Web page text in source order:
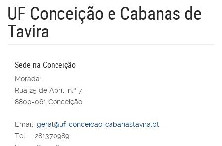
UF Conceição e Cabanas de
Tavira
Sede na Conceição
Morada:
Rua 25 de Abril, n.º 7
8800-061 Conceição
Email: geral@uf-conceicao-cabanastavira.pt
Tel: 281370989